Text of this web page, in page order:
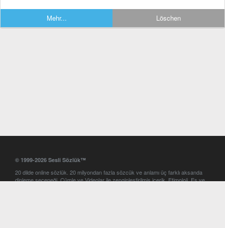
Mehr... Löschen
© 1999-2026 Sesli Sözlük™
20 dilde online sözlük. 20 milyondan fazla sözcük ve anlamı üç farklı aksanda
dinleme seçeneği. Cümle ve Videolar ile zenginleştirilmiş içerik. Etimoloji, Eş ve